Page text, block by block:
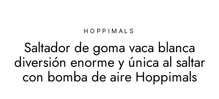
HOPPIMALS
Saltador de goma vaca blanca
diversión enorme y única al saltar
con bomba de aire Hoppimals